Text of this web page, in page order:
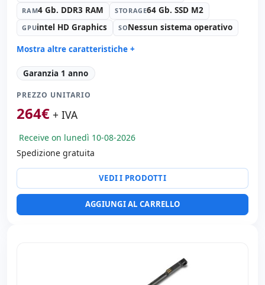
RAM4 Gb. DDR3 RAM STORAGE64 Gb. SSD M2
GPUintel HD Graphics SONessun sistema operativo
Mostra altre caratteristiche +
Suono: HD Audio
Rete: Ethernet
Porte: 3x Serie · USB 2.0
Tattile 12.1 '' HD 4:
Connettività: RJ-45 · WIFI · Bluetooth · 4G
Dimensioni: 31.8x26x6.2 cm.
Peso: 3.00 Kg.
Garanzia 1 anno
PREZZO UNITARIO
264€ + IVA
Receive on lunedì 10-08-2026
Spedizione gratuita
VEDI I PRODOTTI
AGGIUNGI AL CARRELLO